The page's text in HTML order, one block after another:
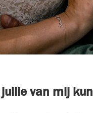
van mij